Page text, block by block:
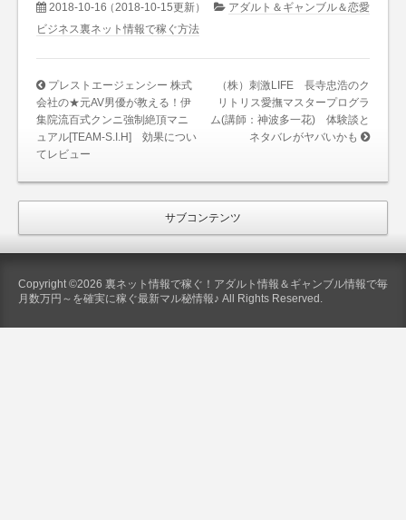
2018-10-16（2018-10-15更新）
アダルト＆ギャンブル＆恋愛
ビジネス裏ネット情報で稼ぐ方法
プレストエージェンシー 株式
会社の★元AV男優が教える！伊
集院流百式クンニ強制絶頂マニ
ュアル[TEAM-S.I.H] 効果につい
てレビュー
（株）刺激LIFE 長寺忠浩のク
リトリス愛撫マスタープログラ
ム(講師：神波多一花) 体験談と
ネタバレがヤバいかも
サブコンテンツ
Copyright ©2026 裏ネット情報で稼ぐ！アダルト情報＆ギャンブル情報で毎
月数万円～を確実に稼ぐ最新マル秘情報♪ All Rights Reserved.